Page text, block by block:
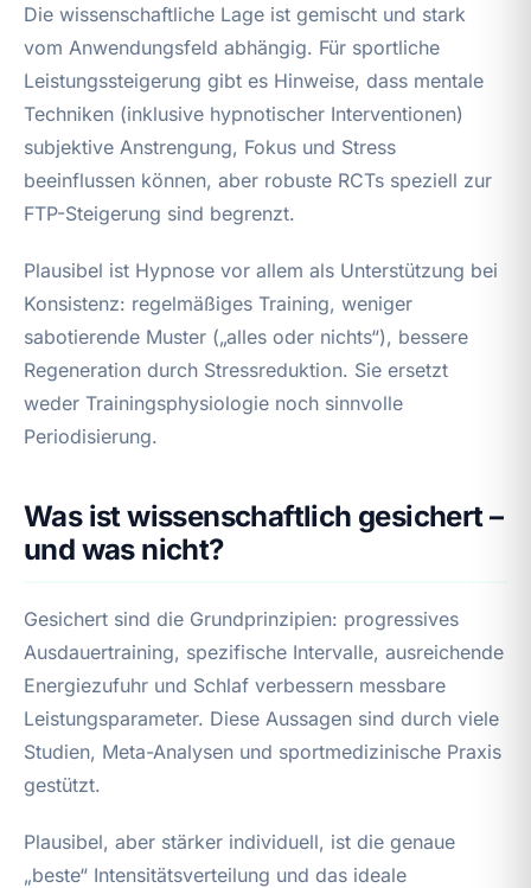
Die wissenschaftliche Lage ist gemischt und stark
vom Anwendungsfeld abhängig. Für sportliche
Leistungssteigerung gibt es Hinweise, dass mentale
Techniken (inklusive hypnotischer Interventionen)
subjektive Anstrengung, Fokus und Stress
beeinflussen können, aber robuste RCTs speziell zur
FTP-Steigerung sind begrenzt.
Plausibel ist Hypnose vor allem als Unterstützung bei
Konsistenz: regelmäßiges Training, weniger
sabotierende Muster („alles oder nichts“), bessere
Regeneration durch Stressreduktion. Sie ersetzt
weder Trainingsphysiologie noch sinnvolle
Periodisierung.
Was ist wissenschaftlich gesichert –
und was nicht?
Gesichert sind die Grundprinzipien: progressives
Ausdauertraining, spezifische Intervalle, ausreichende
Energiezufuhr und Schlaf verbessern messbare
Leistungsparameter. Diese Aussagen sind durch viele
Studien, Meta-Analysen und sportmedizinische Praxis
gestützt.
Plausibel, aber stärker individuell, ist die genaue
„beste“ Intensitätsverteilung und das ideale